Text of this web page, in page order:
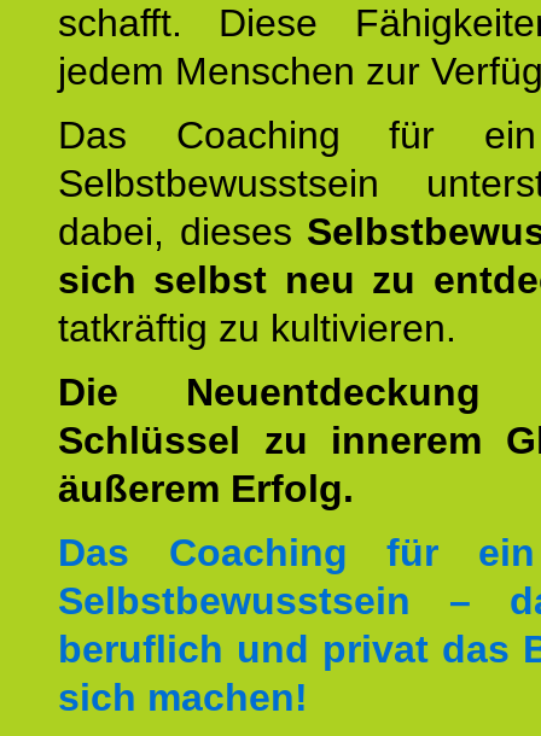
schafft. Diese
jedem Menschen zur
Das Coaching für
Selbstbewusstsein
dabei, dieses
sich selbst neu zu
tatkräftig zu kultivieren.
Die
Schlüssel zu innerem
äußerem Erfolg.
Das Coaching für
Selbstbewusstsein –
beruflich und privat das
sich machen!